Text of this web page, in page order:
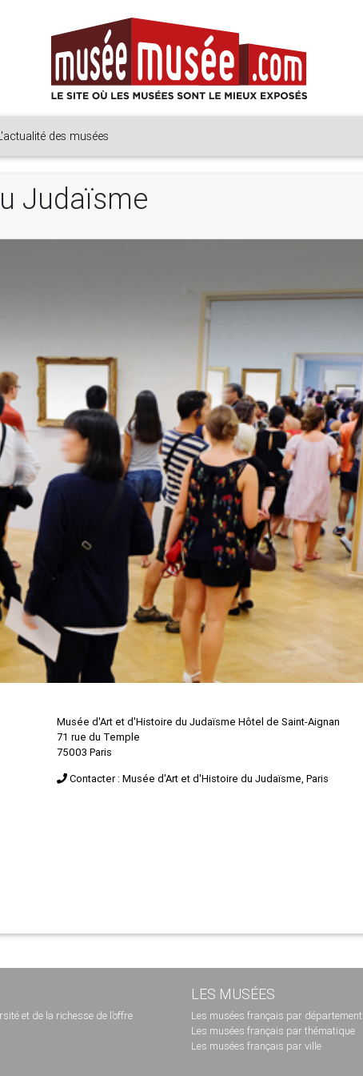
des musées
Judaïsme
Musée d'Art et d'Histoire du Judaïsme Hôtel de Saint-Aignan
71 rue du Temple
75003 Paris
Contacter : Musée d'Art et d'Histoire du Judaïsme, Paris
et de la richesse de l’offre
LES MUSÉES
Les musées français par département
Les musées français par thématique
Les musées français par ville